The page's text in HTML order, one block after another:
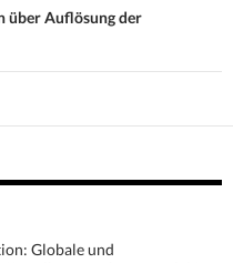
über Auflösung der
Globale und